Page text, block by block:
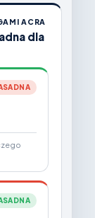
ACRA
dla